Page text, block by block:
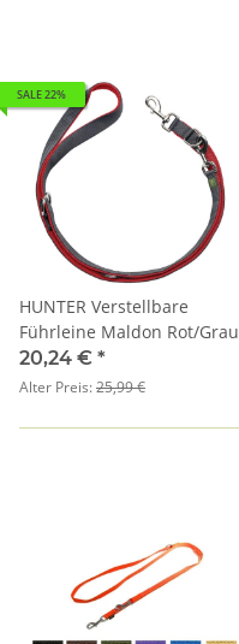
SALE 22%
HUNTER Verstellbare
Führleine Maldon Rot/Grau
20,24 € *
Alter Preis:25,99 €